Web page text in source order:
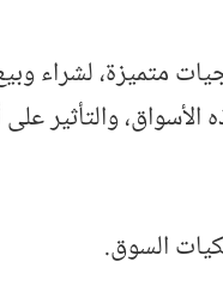
متميزة، لشراء
والتأثير على
السوق.